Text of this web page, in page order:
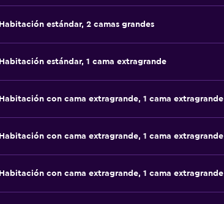
Habitación estándar, 2 camas grandes
Habitación estándar, 1 cama extragrande
Habitación con cama extragrande, 1 cama extragrande
Habitación con cama extragrande, 1 cama extragrande
Habitación con cama extragrande, 1 cama extragrande